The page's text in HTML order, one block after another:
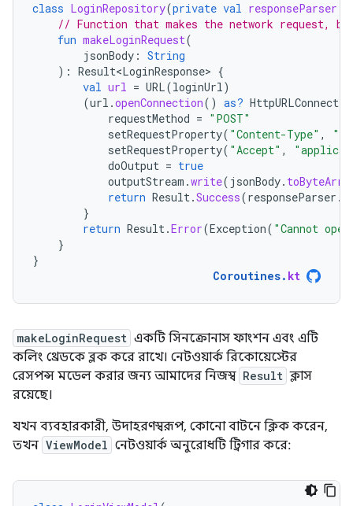
class LoginRepository(private val responseParser
// Function that makes the network request,
fun makeLoginRequest(
jsonBody : String
): Result<LoginResponse> {
val url = URL(loginUrl)
(url .openConnection() as?
requestMethod = "POST"
setRequestProperty( "Content-Type" ,
setRequestProperty( "Accept" ,
doOutput = true
outputStream .write( jsonBody.
return Result.Success(responseParser .
}
return Result.Error(Exception( "Cannot
}
}
Coroutines. kt
makeLoginRequest একটি সিনক্রোনাস ফাংশন এবং এটি
কলিং থ্রেডকে ব্লক করে রাখে। নেটওয়ার্ক রিকোয়েস্টের
রেসপন্স মডেল করার জন্য আমাদের নিজস্ব Result ক্লাস
রয়েছে।
যখন ব্যবহারকারী, উদাহরণস্বরূপ, কোনো বাটনে ক্লিক করেন,
তখন ViewModel নেটওয়ার্ক অনুরোধটি ট্রিগার করে: